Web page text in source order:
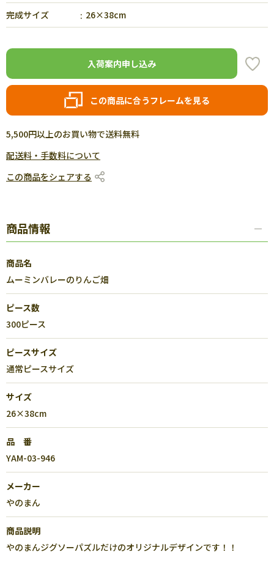
完成サイズ 26×38cm
入荷案内申し込み
この商品に合うフレームを見る
5,500円以上のお買い物で送料無料
配送料・手数料について
この商品をシェアする
商品情報
商品名
ムーミンバレーのりんご畑
ピース数
300ピース
ピースサイズ
通常ピースサイズ
サイズ
26×38cm
品 番
YAM-03-946
メーカー
やのまん
商品説明
やのまんジグソーパズルだけのオリジナルデザインです！！